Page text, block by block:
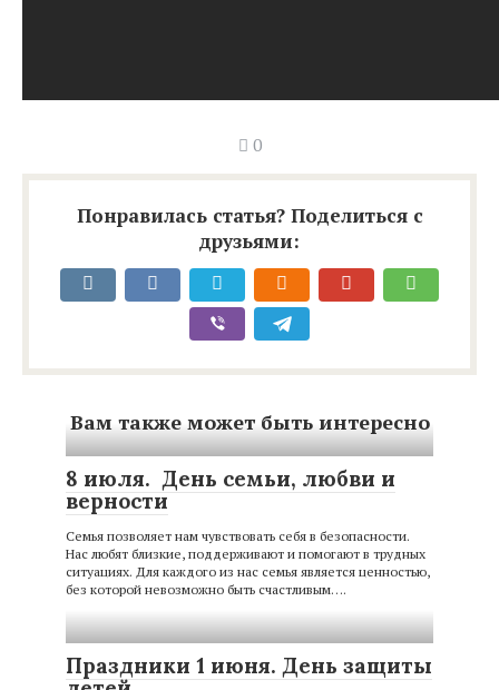
0
Понравилась статья? Поделиться с
друзьями:
Вам также может быть интересно
8 июля. День семьи, любви и
верности
Семья позволяет нам чувствовать себя в безопасности.
Нас любят близкие, поддерживают и помогают в трудных
ситуациях. Для каждого из нас семья является ценностью,
без которой невозможно быть счастливым….
Праздники 1 июня. День защиты